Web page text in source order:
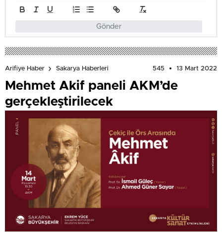
Gönder
Arifiye Haber Sakarya Haberleri 545 13 Mart 2022
Mehmet Akif paneli AKM’de
gerçekleştirilecek